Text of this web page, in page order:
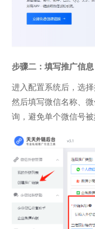
步骤二：填写推广信息
进入配置系统后，选择
然后填写微信名称、
询，避免单个微信号被